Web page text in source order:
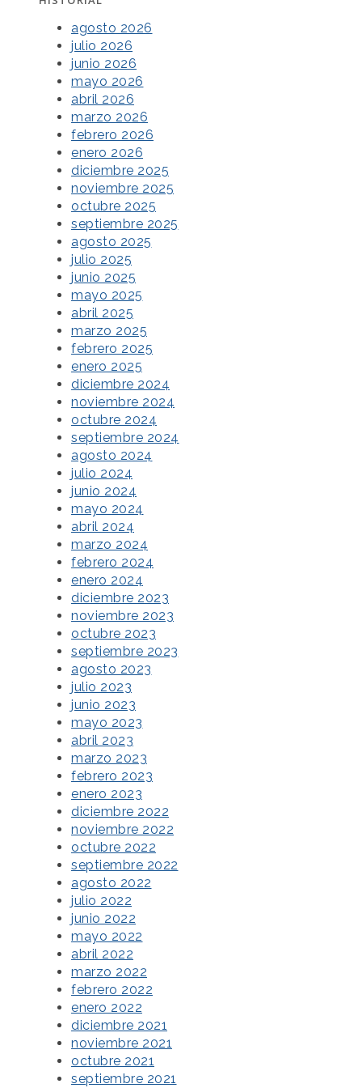
agosto 2026
julio 2026
junio 2026
mayo 2026
abril 2026
marzo 2026
febrero 2026
enero 2026
diciembre 2025
noviembre 2025
octubre 2025
septiembre 2025
agosto 2025
julio 2025
junio 2025
mayo 2025
abril 2025
marzo 2025
febrero 2025
enero 2025
diciembre 2024
noviembre 2024
octubre 2024
septiembre 2024
agosto 2024
julio 2024
junio 2024
mayo 2024
abril 2024
marzo 2024
febrero 2024
enero 2024
diciembre 2023
noviembre 2023
octubre 2023
septiembre 2023
agosto 2023
julio 2023
junio 2023
mayo 2023
abril 2023
marzo 2023
febrero 2023
enero 2023
diciembre 2022
noviembre 2022
octubre 2022
septiembre 2022
agosto 2022
julio 2022
junio 2022
mayo 2022
abril 2022
marzo 2022
febrero 2022
enero 2022
diciembre 2021
noviembre 2021
octubre 2021
septiembre 2021